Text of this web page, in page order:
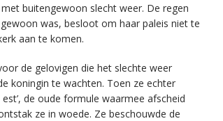
buitengewoon slecht weer. De regen
was, besloot om haar paleis niet te
aan te komen.
de gelovigen die het slechte weer
koningin te wachten. Toen ze echter
de oude formule waarmee afscheid
ze in woede. Ze beschouwde de